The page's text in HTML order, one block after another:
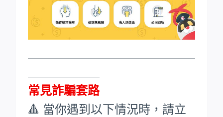
常見詐騙套路
🔺 當你遇到以下情況時，請立